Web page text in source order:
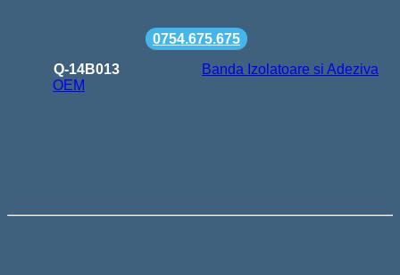
0754.675.675
Q-14B013
Banda Izolatoare si Adeziva
OEM